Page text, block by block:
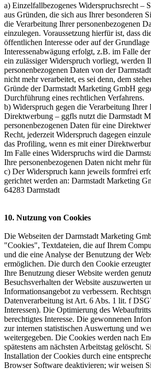
a) Einzelfallbezogenes Widerspruchsrecht –
aus Gründen, die sich aus Ihrer besonderen
die Verarbeitung Ihrer personenbezogenen
einzulegen. Voraussetzung hierfür ist, dass
öffentlichen Interesse oder auf der Grundlage
Interessenabwägung erfolgt, z.B. im Falle
ein zulässiger Widerspruch vorliegt, werden
personenbezogenen Daten von der
nicht mehr verarbeitet, es sei denn, dem
Gründe der Darmstadt Marketing GmbH
Durchführung eines rechtlichen Verfahrens.
b) Widerspruch gegen die Verarbeitung Ihrer
Direktwerbung – ggfls nutzt die Darmstadt
personenbezogenen Daten für eine
Recht, jederzeit Widerspruch dagegen
das Profiling, wenn es mit einer
Im Falle eines Widerspruchs wird die
Ihre personenbezogenen Daten nicht mehr
c) Der Widerspruch kann jeweils formfrei
gerichtet werden an: Darmstadt Marketing
64283 Darmstadt
10. Nutzung von Cookies
Die Webseiten der Darmstadt Marketing
"Cookies", Textdateien, die auf Ihrem
und die eine Analyse der Benutzung der
ermöglichen. Die durch den Cookie
Ihre Benutzung dieser Website werden
Besuchsverhalten der Website auszuwerten
Informationsangebot zu verbessern.
Datenverarbeitung ist Art. 6 Abs. 1 lit. f
Interessen). Die Optimierung des
berechtigtes Interesse. Die gewonnenen
zur internen statistischen Auswertung und
weitergegeben. Die Cookies werden nach
spätestens am nächsten Arbeitstag gelöscht.
Installation der Cookies durch eine
Browser Software deaktivieren; wir weisen